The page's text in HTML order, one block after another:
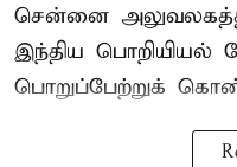
சென்னை
இந்திய பொறியியல்
பொறுப்பேற்றுக்